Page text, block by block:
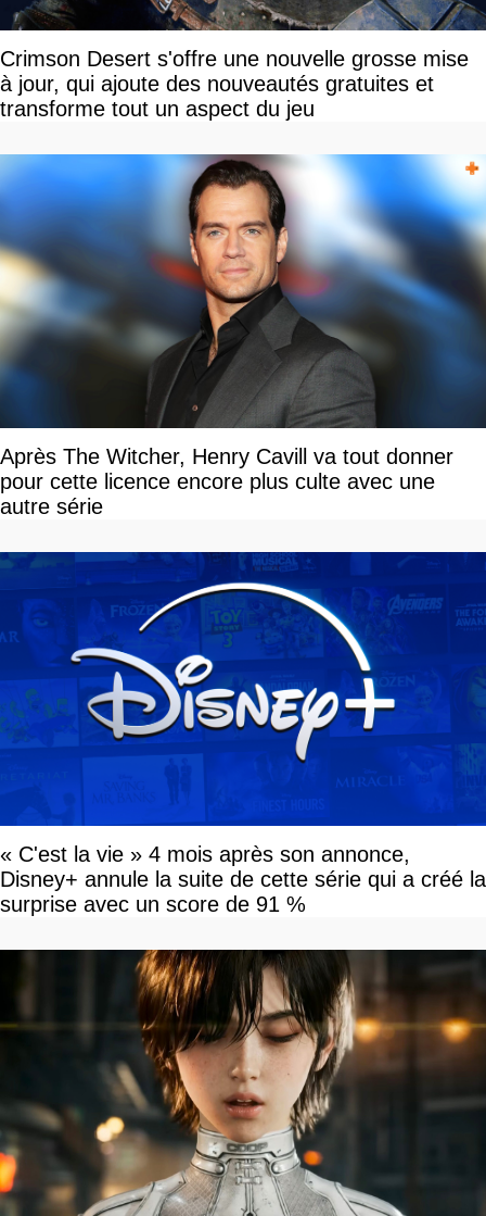
Crimson Desert s'offre une nouvelle grosse mise
à jour, qui ajoute des nouveautés gratuites et
transforme tout un aspect du jeu
Après The Witcher, Henry Cavill va tout donner
pour cette licence encore plus culte avec une
autre série
« C'est la vie » 4 mois après son annonce,
Disney+ annule la suite de cette série qui a créé la
surprise avec un score de 91 %